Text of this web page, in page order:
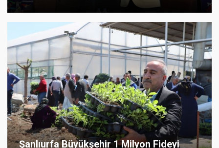
Şanlıurfa Büyükşehir 1 Milyon Fideyi